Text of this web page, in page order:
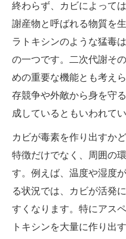
終わらず、カビによって
謝産物と呼ばれる物質を
ラトキシンのような猛毒
の一つです。二次代謝そ
めの重要な機能とも考え
存競争や外敵から身を守
成しているともいわれてい
カビが毒素を作り出すか
特徴だけでなく、周囲の
す。例えば、温度や湿度
る状況では、カビが活発
すくなります。特にアス
トキシンを大量に作り出